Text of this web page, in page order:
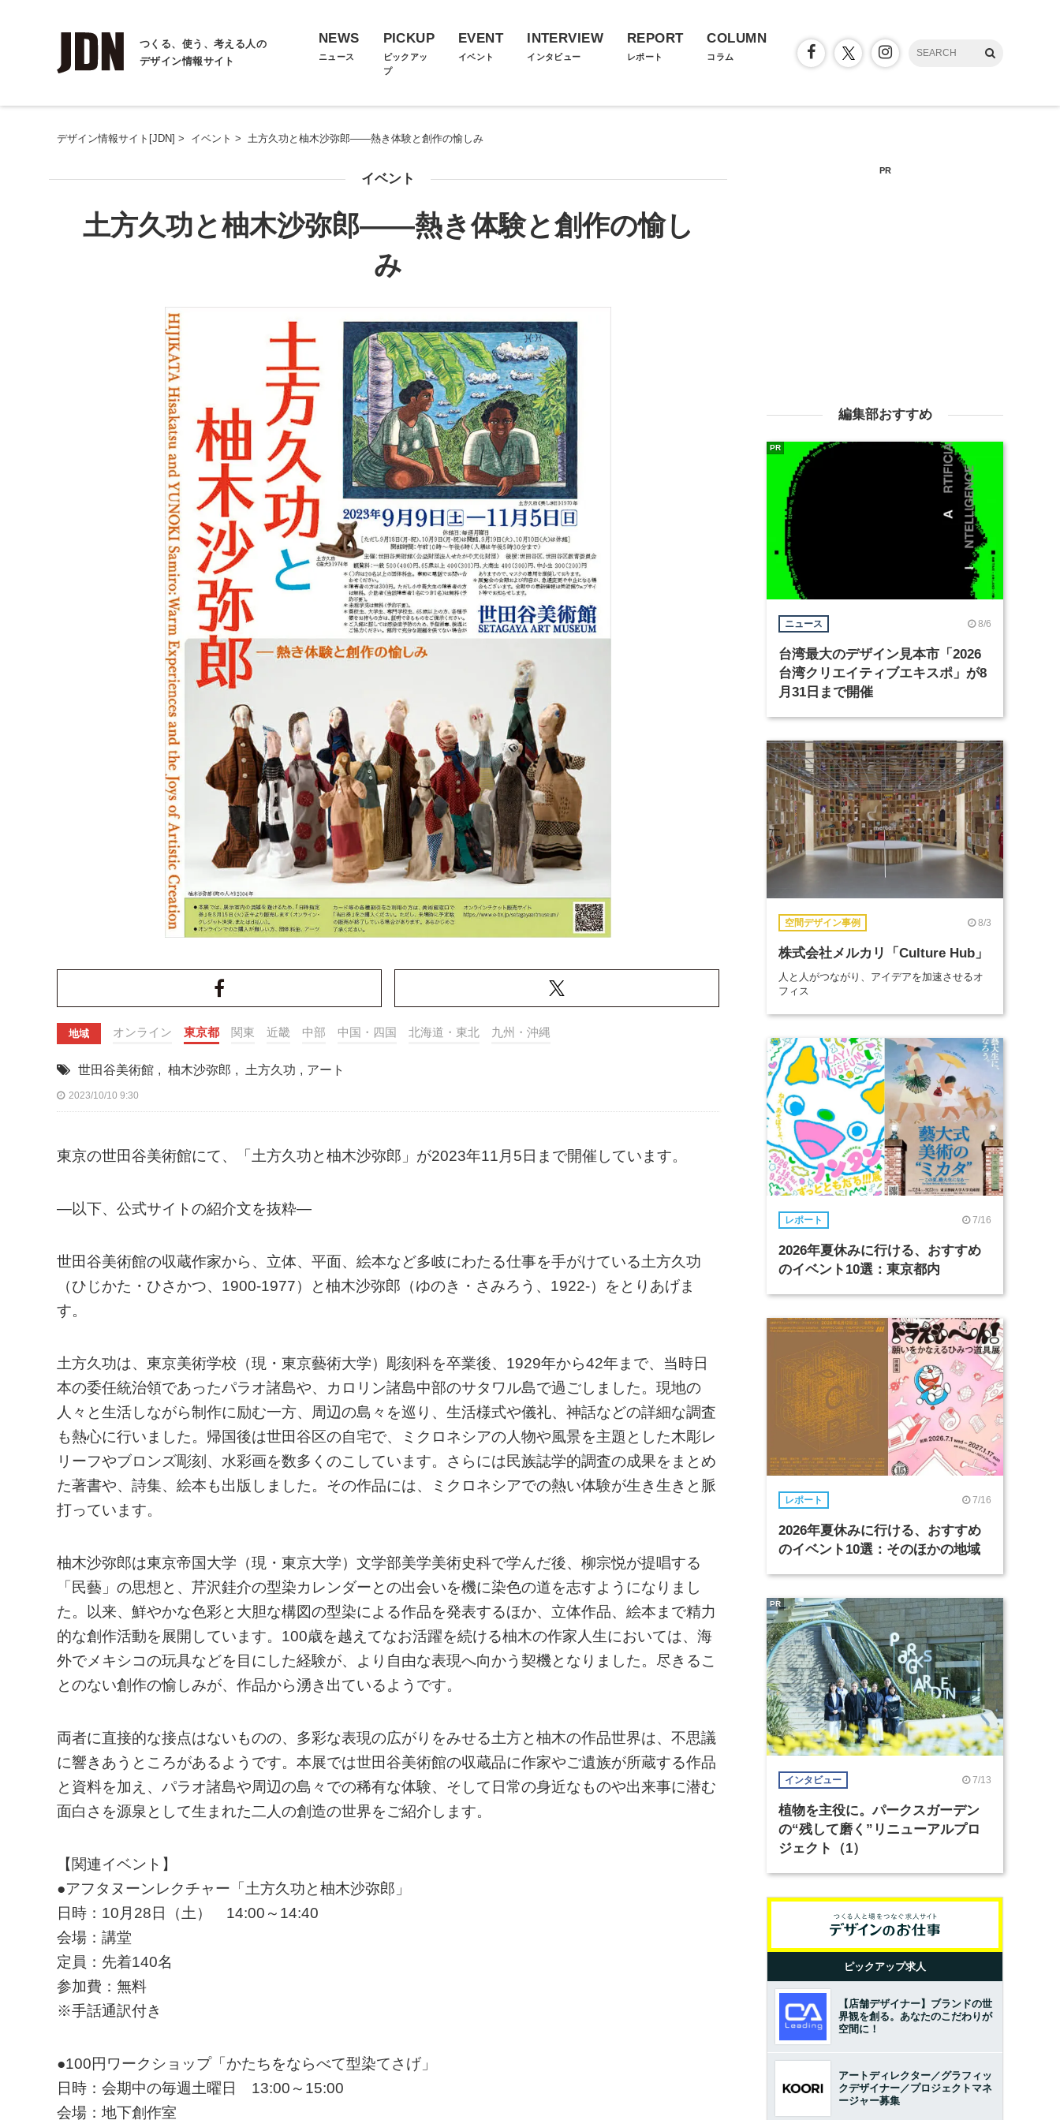
つくる、使う、考える人の
デザイン情報サイト
NEWS
ニュース
PICKUP
ピックアッ
プ
EVENT
イベント
INTERVIEW
インタビュー
REPORT
レポート
COLUMN
コラム
デザイン情報サイト[JDN] > イベント > 土方久功と柚木沙弥郎――熱き体験と創作の愉しみ
イベント
土方久功と柚木沙弥郎――熱き体験と創作の愉し
み
地域 オンライン 東京都 関東 近畿 中部 中国・四国 北海道・東北 九州・沖縄
世田谷美術館 , 柚木沙弥郎 , 土方久功 , アート
2023/10/10 9:30
東京の世田谷美術館にて、「土方久功と柚木沙弥郎」が2023年11月5日まで開催しています。
—以下、公式サイトの紹介文を抜粋—
世田谷美術館の収蔵作家から、立体、平面、絵本など多岐にわたる仕事を手がけている土方久功
（ひじかた・ひさかつ、1900-1977）と柚木沙弥郎（ゆのき・さみろう、1922-）をとりあげま
す。
土方久功は、東京美術学校（現・東京藝術大学）彫刻科を卒業後、1929年から42年まで、当時日
本の委任統治領であったパラオ諸島や、カロリン諸島中部のサタワル島で過ごしました。現地の
人々と生活しながら制作に励む一方、周辺の島々を巡り、生活様式や儀礼、神話などの詳細な調査
も熱心に行いました。帰国後は世田谷区の自宅で、ミクロネシアの人物や風景を主題とした木彫レ
リーフやブロンズ彫刻、水彩画を数多くのこしています。さらには民族誌学的調査の成果をまとめ
た著書や、詩集、絵本も出版しました。その作品には、ミクロネシアでの熱い体験が生き生きと脈
打っています。
柚木沙弥郎は東京帝国大学（現・東京大学）文学部美学美術史科で学んだ後、柳宗悦が提唱する
「民藝」の思想と、芹沢銈介の型染カレンダーとの出会いを機に染色の道を志すようになりまし
た。以来、鮮やかな色彩と大胆な構図の型染による作品を発表するほか、立体作品、絵本まで精力
的な創作活動を展開しています。100歳を越えてなお活躍を続ける柚木の作家人生においては、海
外でメキシコの玩具などを目にした経験が、より自由な表現へ向かう契機となりました。尽きるこ
とのない創作の愉しみが、作品から湧き出ているようです。
両者に直接的な接点はないものの、多彩な表現の広がりをみせる土方と柚木の作品世界は、不思議
に響きあうところがあるようです。本展では世田谷美術館の収蔵品に作家やご遺族が所蔵する作品
と資料を加え、パラオ諸島や周辺の島々での稀有な体験、そして日常の身近なものや出来事に潜む
面白さを源泉として生まれた二人の創造の世界をご紹介します。
【関連イベント】
●アフタヌーンレクチャー「土方久功と柚木沙弥郎」
日時：10月28日（土） 14:00～14:40
会場：講堂
定員：先着140名
参加費：無料
※手話通訳付き
●100円ワークショップ「かたちをならべて型染てさげ」
日時：会期中の毎週土曜日 13:00～15:00
会場：地下創作室
PR
編集部おすすめ
ニュース 8/6
台湾最大のデザイン見本市「2026
台湾クリエイティブエキスポ」が8
月31日まで開催
PR
空間デザイン事例 8/3
株式会社メルカリ「Culture Hub」
人と人がつながり、アイデアを加速させるオ
フィス
レポート 7/16
2026年夏休みに行ける、おすすめ
のイベント10選：東京都内
レポート 7/16
2026年夏休みに行ける、おすすめ
のイベント10選：そのほかの地域
インタビュー 7/13
植物を主役に。パークスガーデン
の“残して磨く”リニューアルプロ
ジェクト（1）
PR
ピックアップ求人
【店舗デザイナー】ブランドの世
界観を創る。あなたのこだわりが
空間に！
アートディレクター／グラフィッ
クデザイナー／プロジェクトマネ
ージャー募集